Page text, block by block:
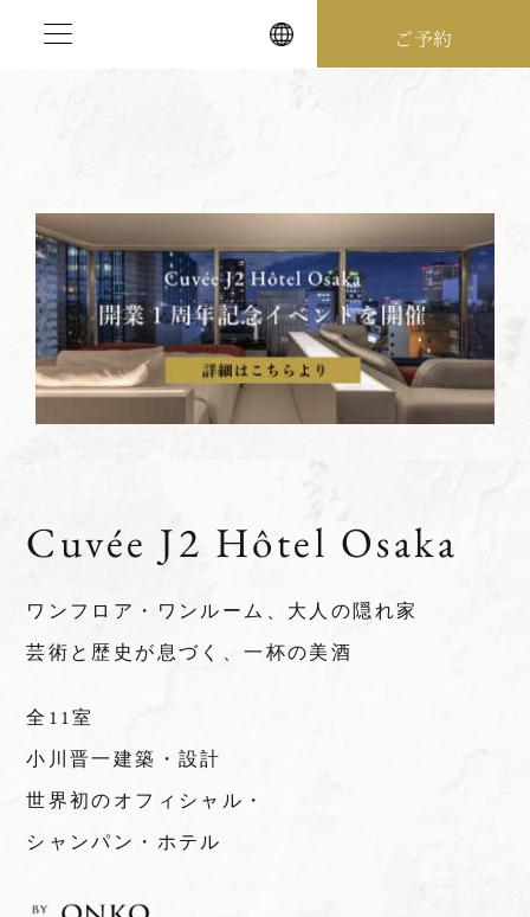
ご予約
Cuvée J2 Hôtel Osaka
ワンフロア・ワンルーム、大人の隠れ家
芸術と歴史が息づく、一杯の美酒
全11室
小川晋一建築・設計
世界初のオフィシャル・
シャンパン・ホテル